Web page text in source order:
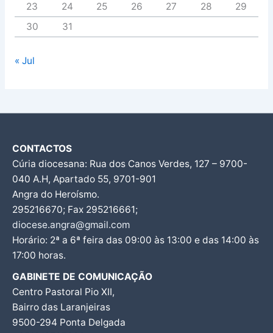
23
24 25 26 27 28
29
30
31
« Jul
CONTACTOS
Cúria diocesana: Rua dos Canos Verdes, 127 – 9700-
040 A.H, Apartado 55, 9701-901
Angra do Heroísmo.
295216670; Fax 295216661;
diocese.angra@gmail.com
Horário: 2ª a 6ª feira das 09:00 às 13:00 e das 14:00 às
17:00 horas.
GABINETE DE COMUNICAÇÃO
Centro Pastoral Pio XII,
Bairro das Laranjeiras
9500-294 Ponta Delgada